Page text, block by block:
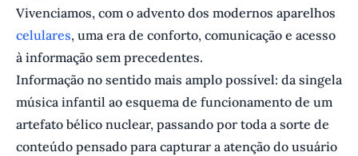
Vivenciamos, com o advento dos modernos aparelhos
celulares, uma era de conforto, comunicação e acesso
à informação sem precedentes.
Informação no sentido mais amplo possível: da singela
música infantil ao esquema de funcionamento de um
artefato bélico nuclear, passando por toda a sorte de
conteúdo pensado para capturar a atenção do usuário